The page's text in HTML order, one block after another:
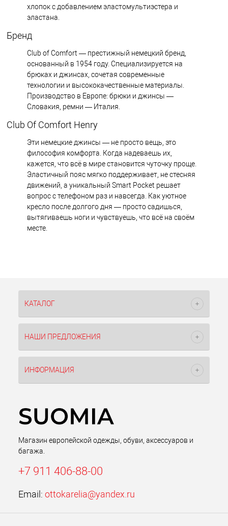
хлопок с добавлением эластомультиэстера и
эластана.
Бренд
Club of Comfort — престижный немецкий бренд,
основанный в 1954 году. Специализируется на
брюках и джинсах, сочетая современные
технологии и высококачественные материалы.
Производство в Европе: брюки и джинсы —
Словакия, ремни — Италия.
Club Of Comfort Henry
Эти немецкие джинсы — не просто вещь, это
философия комфорта. Когда надеваешь их,
кажется, что всё в мире становится чуточку проще.
Эластичный пояс мягко поддерживает, не стесняя
движений, а уникальный Smart Pocket решает
вопрос с телефоном раз и навсегда. Как уютное
кресло после долгого дня — просто садишься,
вытягиваешь ноги и чувствуешь, что всё на своём
месте.
КАТАЛОГ
НАШИ ПРЕДЛОЖЕНИЯ
ИНФОРМАЦИЯ
Магазин европейской одежды, обуви, аксессуаров и
багажа.
+7 911 406-88-00
Email: ottokarelia@yandex.ru